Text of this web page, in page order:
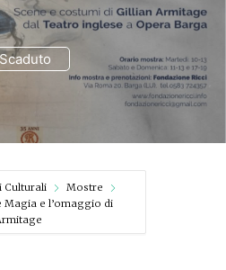
Scaduto
Culturali
Mostre
Magia e l’omaggio di